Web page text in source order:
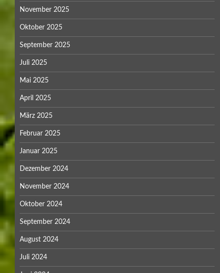
November 2025
Oktober 2025
September 2025
Juli 2025
Mai 2025
April 2025
März 2025
Februar 2025
Januar 2025
Dezember 2024
November 2024
Oktober 2024
September 2024
August 2024
Juli 2024